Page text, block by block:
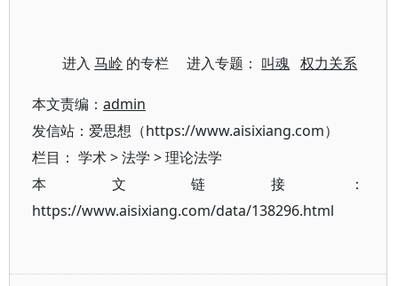
进入马岭 的专栏 进入专题： 叫魂 权力关系
本文责编： admin
发信站：爱思想（https://www.aisixiang.com）
栏目： 学术>法学 >理论法学
本文链接：
https://www.aisixiang.com/data/138296.html